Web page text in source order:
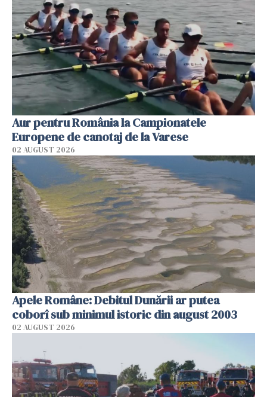
Aur pentru România la Campionatele
Europene de canotaj de la Varese
02 AUGUST 2026
Apele Române: Debitul Dunării ar putea
coborî sub minimul istoric din august 2003
02 AUGUST 2026